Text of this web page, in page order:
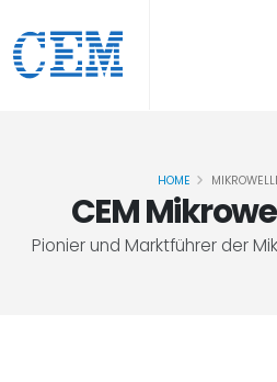
CEM
Pionier und Marktführer der
HOME